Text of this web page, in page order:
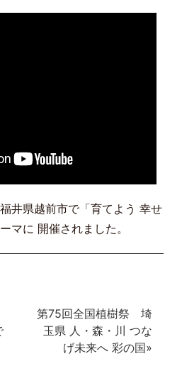
井県越前市で「育てよう 幸せ
マに 開催されました。
第75回全国植樹祭 埼
玉県 人・森・川 つな
げ未来へ 彩の国»